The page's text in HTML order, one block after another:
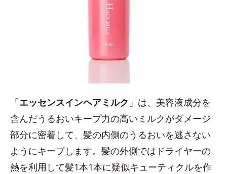
「エッセンスインヘアミルク 」は、美容液成分を
含んだうるおいキープ力の高いミルクがダメージ
部分に密着して、髪の内側のうるおいを逃さない
ようにキープします。髪の外側ではドライヤーの
熱を利用して髪1本1本に疑似キューティクルを作